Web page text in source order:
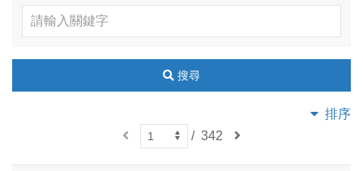
搜尋
排序
/ 342
下